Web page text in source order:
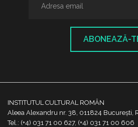
ABONEAZĂ-
INSTITUTUL CULTURAL ROMÂN
Aleea Alexandru nr. 38, 011824 București,
Tel.: (+4) 031 71 00 627, (+4) 031 71 00 606